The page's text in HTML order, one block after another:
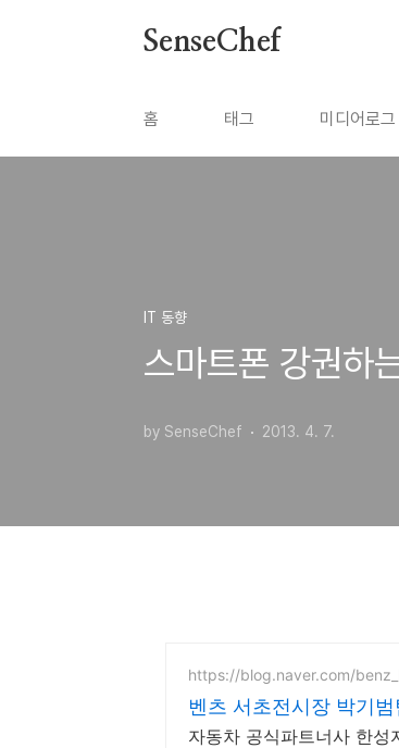
SenseChef
홈 태그 미디어로그
IT 동향
스마트폰 강권하
by SenseChef 2013. 4. 7.
https://blog.naver.com/
벤츠 서초전시장 박기
자동차 공식파트너사 한성